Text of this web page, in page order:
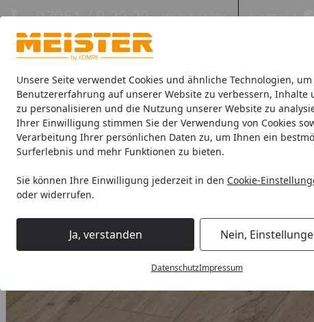
Unsere Seite verwendet Cookies und ähnliche Technologien,
Benutzererfahrung auf unserer Website zu verbessern, Inhalte
zu personalisieren und die Nutzung unserer Website zu
Ihrer Einwilligung stimmen Sie der Verwendung von Cookies
Verarbeitung Ihrer persönlichen Daten zu, um Ihnen ein
Surferlebnis und mehr Funktionen zu bieten.
Sie können Ihre Einwilligung jederzeit in den Cookie-
oder widerrufen.
Ja, verstanden Nein,
DatenschutzImpressum
Eigene Montage-Teams
07051 / 9 22 22 Mo-Fr. 8-16 Uhr Kontakt
Böden Paneele Leisten Zubehör Sale & Aktionswaren
Böden Meister Designböden MeisterDesign. rigid
MEISTER Designboden rigid RD 300 S Eiche Westwood 7396